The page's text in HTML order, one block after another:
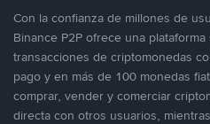
Con la confianza de millones de
Binance P2P ofrece una
transacciones de criptomonedas
pago y en más de 100 monedas
comprar, vender y comerciar
directa con otros usuarios,